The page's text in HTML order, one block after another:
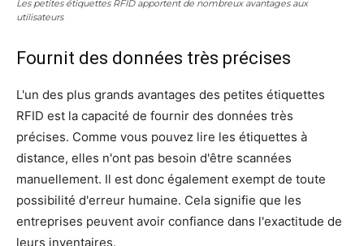
Les petites étiquettes RFID apportent de nombreux avantages aux
utilisateurs
Fournit des données très précises
L'un des plus grands avantages des petites étiquettes
RFID est la capacité de fournir des données très
précises. Comme vous pouvez lire les étiquettes à
distance, elles n'ont pas besoin d'être scannées
manuellement. Il est donc également exempt de toute
possibilité d'erreur humaine. Cela signifie que les
entreprises peuvent avoir confiance dans l'exactitude de
leurs inventaires.